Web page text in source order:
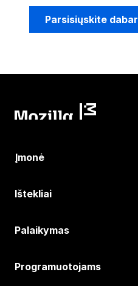
Parsisiųskite dabar
Įmonė
Ištekliai
Palaikymas
Programuotojams